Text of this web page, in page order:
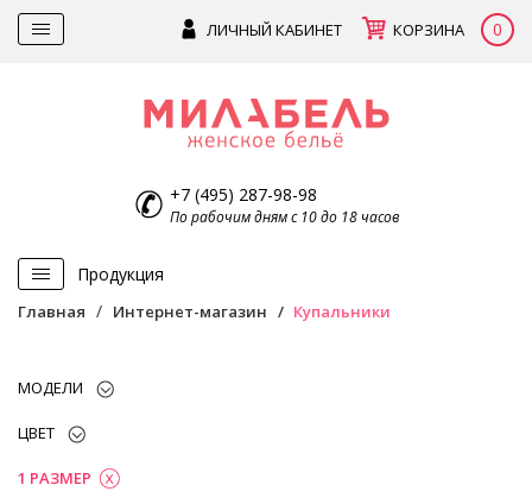
ЛИЧНЫЙ КАБИНЕТ КОРЗИНА 0
+7 (495) 287-98-98
По рабочим дням с 10 до 18 часов
Продукция
Главная Интернет-магазин Купальники
МОДЕЛИ
ЦВЕТ
1 РАЗМЕР